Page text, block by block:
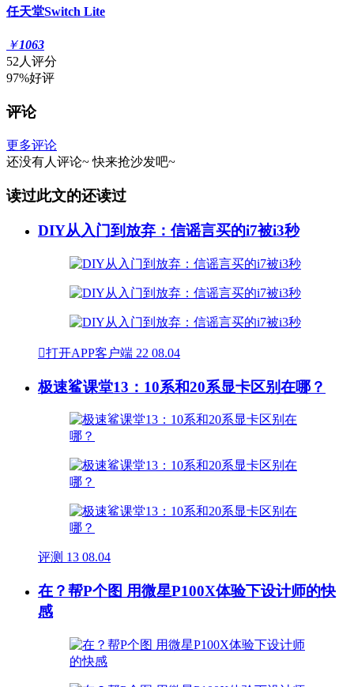
任天堂Switch Lite
￥1063
52人评分
97%好评
评论
更多评论
还没有人评论~ 快来抢沙发吧~
读过此文的还读过
DIY从入门到放弃：信谣言买的i7被i3秒
打开APP客户端 22 08.04
极速鲨课堂13：10系和20系显卡区别在哪？
评测 13 08.04
在？帮P个图 用微星P100X体验下设计师的快
感